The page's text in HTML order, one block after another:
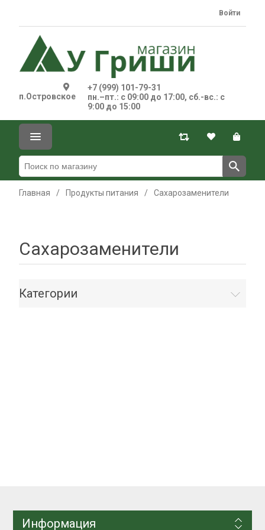
п.Островское
+7 (999) 101-79-31
пн.–пт.: с 09:00 до 17:00, сб.-вс.: с
9:00 до 15:00
Войти
Главная / Продукты питания / Сахарозаменители
Сахарозаменители
Категории
Информация